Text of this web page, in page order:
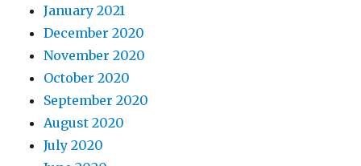
January 2021
December 2020
November 2020
October 2020
September 2020
August 2020
July 2020